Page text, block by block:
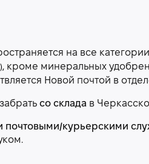
на все
, кроме минеральных
Новой почтой в
со склада в
почтовыми/курьерскими